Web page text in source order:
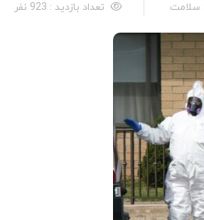
سلامت تعداد بازدید : 923 نفر